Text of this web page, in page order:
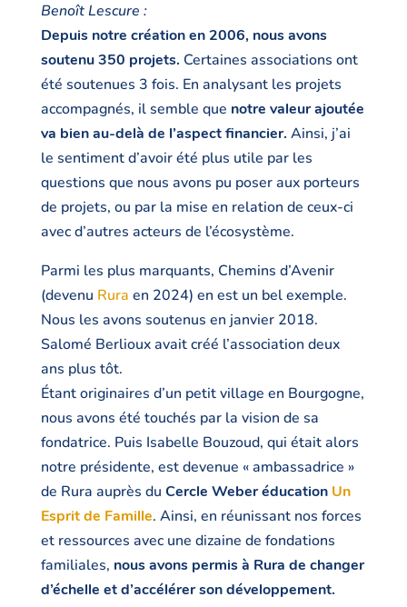
Benoît Lescure :
Depuis notre création en 2006, nous avons
soutenu 350 projets. Certaines associations ont
été soutenues 3 fois. En analysant les projets
accompagnés, il semble que notre valeur ajoutée
va bien au-delà de l’aspect financier. Ainsi, j’ai
le sentiment d’avoir été plus utile par les
questions que nous avons pu poser aux porteurs
de projets, ou par la mise en relation de ceux-ci
avec d’autres acteurs de l’écosystème.
Parmi les plus marquants, Chemins d’Avenir
(devenu Rura en 2024) en est un bel exemple.
Nous les avons soutenus en janvier 2018.
Salomé Berlioux avait créé l’association deux
ans plus tôt.
Étant originaires d’un petit village en Bourgogne,
nous avons été touchés par la vision de sa
fondatrice. Puis Isabelle Bouzoud, qui était alors
notre présidente, est devenue « ambassadrice »
de Rura auprès du Cercle Weber éducation Un
Esprit de Famille. Ainsi, en réunissant nos forces
et ressources avec une dizaine de fondations
familiales, nous avons permis à Rura de changer
d’échelle et d’accélérer son développement.